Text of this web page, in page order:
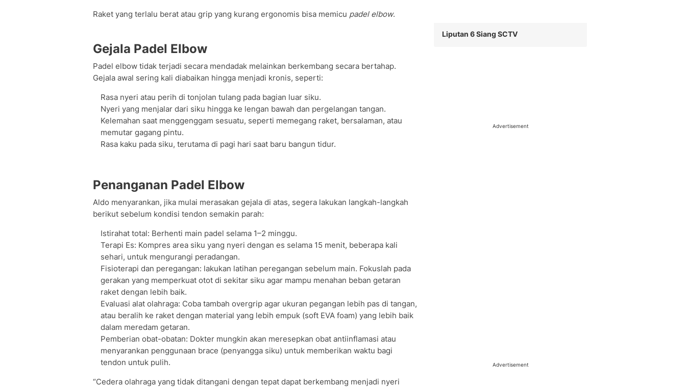
Raket yang terlalu berat atau grip yang kurang ergonomis bisa memicu padel elbow.
Gejala Padel Elbow
Padel elbow tidak terjadi secara mendadak melainkan berkembang secara bertahap.
Gejala awal sering kali diabaikan hingga menjadi kronis, seperti:
Rasa nyeri atau perih di tonjolan tulang pada bagian luar siku.
Nyeri yang menjalar dari siku hingga ke lengan bawah dan pergelangan tangan.
Kelemahan saat menggenggam sesuatu, seperti memegang raket, bersalaman, atau
memutar gagang pintu.
Rasa kaku pada siku, terutama di pagi hari saat baru bangun tidur.
Penanganan Padel Elbow
Aldo menyarankan, jika mulai merasakan gejala di atas, segera lakukan langkah-langkah
berikut sebelum kondisi tendon semakin parah:
Istirahat total: Berhenti main padel selama 1–2 minggu.
Terapi Es: Kompres area siku yang nyeri dengan es selama 15 menit, beberapa kali
sehari, untuk mengurangi peradangan.
Fisioterapi dan peregangan: lakukan latihan peregangan sebelum main. Fokuslah pada
gerakan yang memperkuat otot di sekitar siku agar mampu menahan beban getaran
raket dengan lebih baik.
Evaluasi alat olahraga: Coba tambah overgrip agar ukuran pegangan lebih pas di tangan,
atau beralih ke raket dengan material yang lebih empuk (soft EVA foam) yang lebih baik
dalam meredam getaran.
Pemberian obat-obatan: Dokter mungkin akan meresepkan obat antiinflamasi atau
menyarankan penggunaan brace (penyangga siku) untuk memberikan waktu bagi
tendon untuk pulih.
“Cedera olahraga yang tidak ditangani dengan tepat dapat berkembang menjadi nyeri
Liputan 6 Siang SCTV
Advertisement
Advertisement